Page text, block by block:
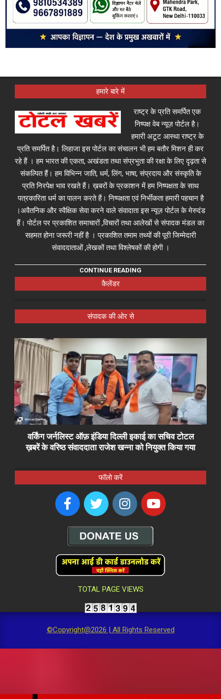
हमारे बारे में
राष्ट्र के प्रति समर्पित एक
निष्पक्ष वेब न्यूज़ पोर्टल है।
हमारी अटूट आस्था राष्ट्र के
प्रति समर्पित है। लिहाजा इस पोर्टल का संचालन भी हम बतौर मिशन ही कर
रहे हैं । हम भारत की एकता, अखंडता तथा संप्रभुता की रक्षा के लिए दृढ़ता से
संकल्पित हैं। हम विभिन्न जाति, धर्म, लिंग, भाषा, संप्रदाय और संस्कृति के
प्रति निरपेक्ष भाव रखते हैं। ख़बरों के प्रकाशन में हम निष्पक्षता के साथ
पत्रकारिता धर्म का पालन करते हैं। निष्पक्षता एवं निर्भीकता हमारी पहचान है
।अवैतनिक और स्वैक्षिक सेवा करने वाले संवादाता इस न्यूज़ पोर्टल के मेरुदंड
हैं। पोर्टल पर प्रकाशित समाचारों ,विचारों तथा आलेखों से संपादक मंडल का
सहमत होना जरूरी नहीं है । प्रकाशित तमाम तथ्यों की पूरी जिम्मेदारी
संवाददाताओं ,लेखकों तथा विश्लेषकों की होगी ।
CONTINUE READING
कैलेंडर
संपादक की ओर से
वर्किंग जर्नलिस्ट ऑफ़ इंडिया दिल्ली इकाई का सचिव टोटल
ख़बरें के वरिष्ठ संवाददाता राजेश खन्ना को नियुक्त किया गया
फॉलो करें
TOTAL PAGE VIEWS
©Copyright@2026 | All Rights Reserved